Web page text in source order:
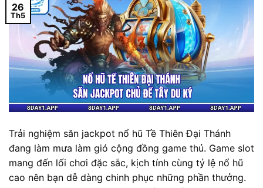
26
Th5
Trải nghiệm săn jackpot nổ hũ Tề Thiên Đại Thánh
đang làm mưa làm gió cộng đồng game thủ. Game slot
mang đến lối chơi đặc sắc, kịch tính cùng tỷ lệ nổ hũ
cao nên bạn dễ dàng chinh phục những phần thưởng.